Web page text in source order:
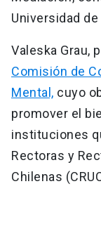
Universidad
Valeska Grau,
Comisión de
Mental, cuyo
promover el
instituciones
Rectoras y
Chilenas